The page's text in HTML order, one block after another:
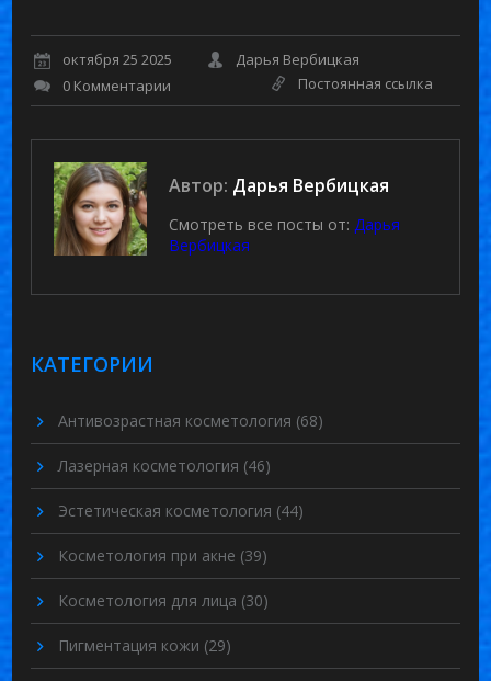
октября 25 2025
Дарья Вербицкая
0 Комментарии
Постоянная ссылка
Автор: Дарья Вербицкая
Смотреть все посты от: Дарья
Вербицкая
КАТЕГОРИИ
Антивозрастная косметология (68)
Лазерная косметология (46)
Эстетическая косметология (44)
Косметология при акне (39)
Косметология для лица (30)
Пигментация кожи (29)